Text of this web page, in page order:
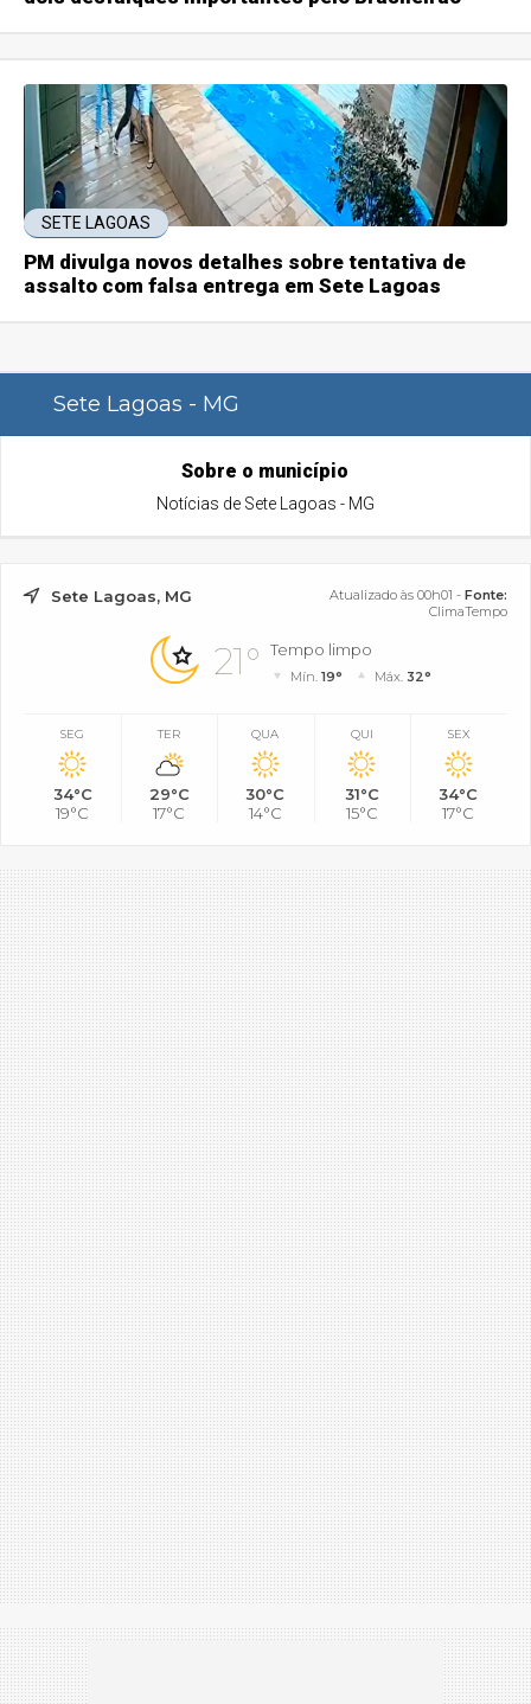
SETE LAGOAS
PM divulga novos detalhes sobre tentativa de
assalto com falsa entrega em Sete Lagoas
Sete Lagoas - MG
Sobre o município
Notícias de Sete Lagoas - MG
Sete Lagoas, MG Atualizado às 00h01 - Fonte:
ClimaTempo
21° Tempo limpo
Mín.19° Máx. 32°
SEG
34°C
19°C
TER
29°C
17°C
QUA
30°C
14°C
QUI
31°C
15°C
SEX
34°C
17°C